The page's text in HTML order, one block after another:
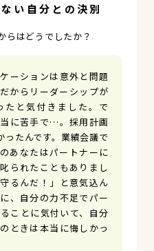
い自分との決別
らはどうでしたか？
ーションは意外と問題
からリーダーシップが
と気付きました。で
に苦手で…。採用計画
たんです。業績会議で
あなたはパートナーに
られたこともありまし
るんだ！」と意気込ん
、自分の力不足でパー
ことに気付いて、自分
ときは本当に悔しかっ